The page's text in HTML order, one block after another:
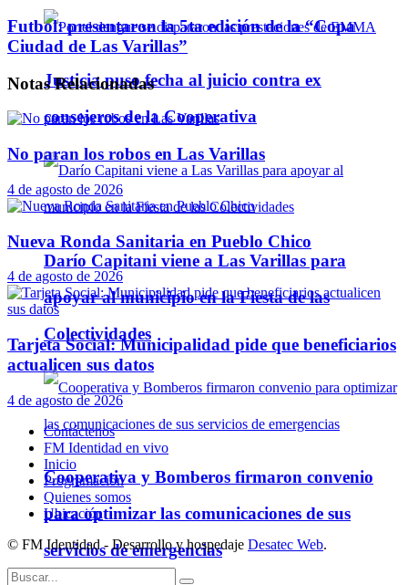
Justicia puso fecha al juicio contra ex
consejeros de la Cooperativa
Darío Capitani viene a Las Varillas para
apoyar al municipio en la Fiesta de las
Colectividades
Cooperativa y Bomberos firmaron convenio
para optimizar las comunicaciones de sus
servicios de emergencias
Futbol: presentaron la 5ta edición de la “Copa
Ciudad de Las Varillas”
NotasRelacionadas
No paran los robos en Las Varillas
4 de agosto de 2026
Nueva Ronda Sanitaria en Pueblo Chico
4 de agosto de 2026
Tarjeta Social: Municipalidad pide que beneficiarios
actualicen sus datos
4 de agosto de 2026
Contáctenos
FM Identidad en vivo
Inicio
Programación
Quienes somos
Ubicación
© FM Identidad - Desarrollo y hospedaje Desatec Web.